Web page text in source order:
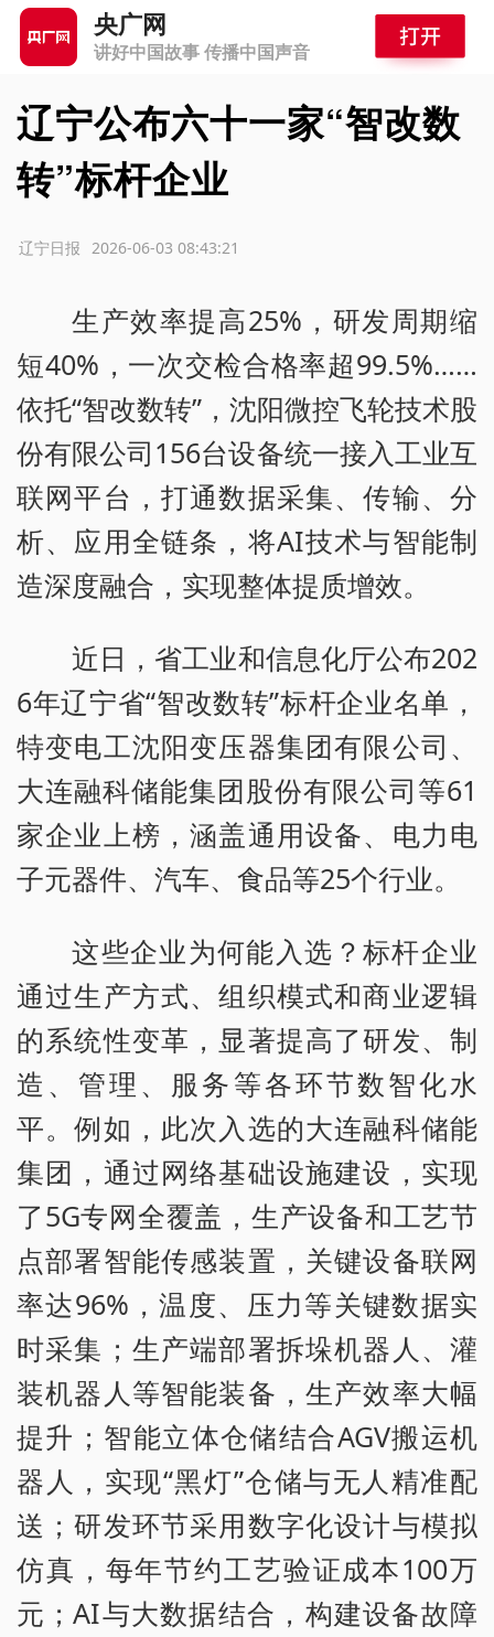
央广网
讲好中国故事 传播中国声音
辽宁公布六十一家“智改数
转”标杆企业
2026-06-03 08:43:21
辽宁日报
生产效率提高25%，研发周期缩
短40%，一次交检合格率超99.5%……
依托“智改数转”，沈阳微控飞轮技术股
份有限公司156台设备统一接入工业互
联网平台，打通数据采集、传输、分
析、应用全链条，将AI技术与智能制
造深度融合，实现整体提质增效。
近日，省工业和信息化厅公布202
6年辽宁省“智改数转”标杆企业名单，
特变电工沈阳变压器集团有限公司、
大连融科储能集团股份有限公司等61
家企业上榜，涵盖通用设备、电力电
子元器件、汽车、食品等25个行业。
这些企业为何能入选？标杆企业
通过生产方式、组织模式和商业逻辑
的系统性变革，显著提高了研发、制
造、管理、服务等各环节数智化水
平。例如，此次入选的大连融科储能
集团，通过网络基础设施建设，实现
了5G专网全覆盖，生产设备和工艺节
点部署智能传感装置，关键设备联网
率达96%，温度、压力等关键数据实
时采集；生产端部署拆垛机器人、灌
装机器人等智能装备，生产效率大幅
提升；智能立体仓储结合AGV搬运机
器人，实现“黑灯”仓储与无人精准配
送；研发环节采用数字化设计与模拟
仿真，每年节约工艺验证成本100万
元；AI与大数据结合，构建设备故障